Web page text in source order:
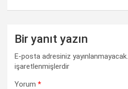
k
p
n
m k
Bir yanıt yazın
E-posta adresiniz yayınlanmayacak.
işaretlenmişlerdir
Yorum *